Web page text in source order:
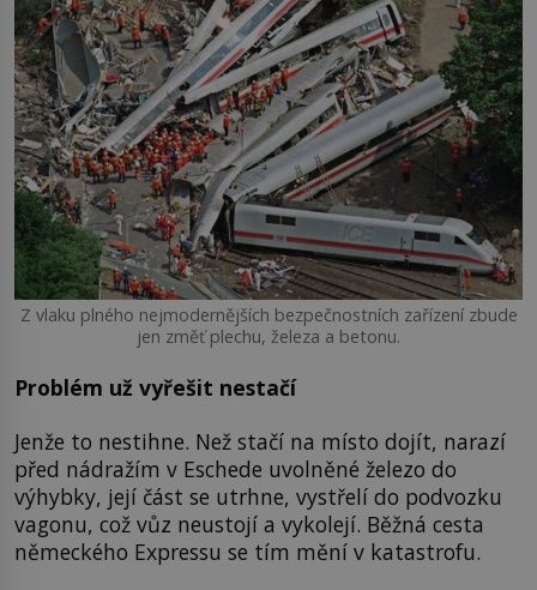
Z vlaku plného nejmodernějších bezpečnostních zařízení zbude
jen změť plechu, železa a betonu.
Problém už vyřešit nestačí
Jenže to nestihne. Než stačí na místo dojít, narazí
před nádražím v Eschede uvolněné železo do
výhybky, její část se utrhne, vystřelí do podvozku
vagonu, což vůz neustojí a vykolejí. Běžná cesta
německého Expressu se tím mění v katastrofu.